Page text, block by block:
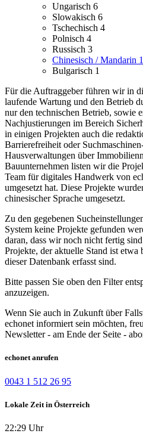
Ungarisch 6
Slowakisch 6
Tschechisch 4
Polnisch 4
Russisch 3
Chinesisch / Mandarin 1
Bulgarisch 1
Für die Auftraggeber führen wir in
laufende Wartung und den Betrieb
nur den technischen Betrieb, sowie
Nachjustierungen im Bereich
in einigen Projekten auch die
Barrierefreiheit oder
Hausverwaltungen über
Bauunternehmen listen wir die
Team für digitales Handwerk von
umgesetzt hat. Diese Projekte
chinesischer Sprache umgesetzt.
Zu den gegebenen
System keine Projekte gefunden
daran, dass wir noch nicht fertig
Projekte, der aktuelle Stand ist etwa
dieser Datenbank erfasst sind.
Bitte passen Sie oben den Filter
anzuzeigen.
Wenn Sie auch in Zukunft über
echonet informiert sein möchten,
Newsletter - am Ende der Seite -
echonet anrufen
0043 1 512 26 95
Lokale Zeit in Österreich
22:29 Uhr